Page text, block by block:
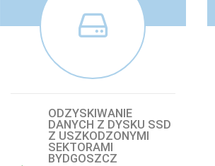
ODZYSKIWANIE
DANYCH Z DYSKU SSD
Z USZKODZONYMI
SEKTORAMI
BYDGOSZCZ